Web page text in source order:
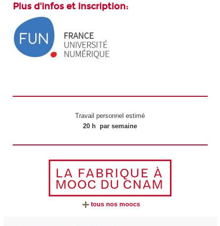
Plus d'infos et inscription:
Travail personnel estimé
20 h par semaine
tous nos moocs